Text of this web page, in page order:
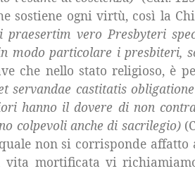
sostiene ogni virtù, così la
praesertim vero Presbyteri
modo particolare i presbiteri,
che nello stato religioso, è
servandae castitatis
hanno il dovere di non
colpevoli anche di sacrilegio)
non si corrisponde affatto
vita mortificata vi